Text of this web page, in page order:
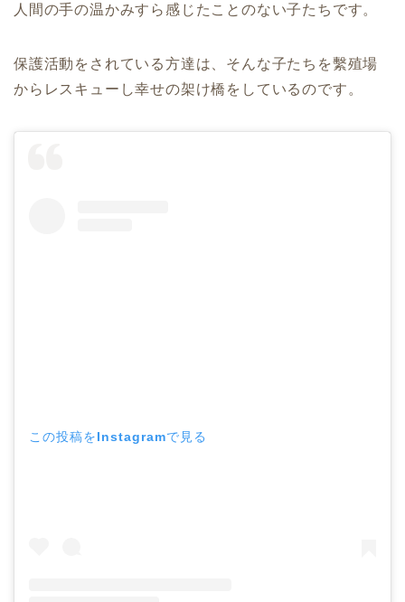
人間の手の温かみすら感じたことのない子たちです。
保護活動をされている方達は、そんな子たちを繫殖場
からレスキューし幸せの架け橋をしているのです。
この投稿をInstagramで見る